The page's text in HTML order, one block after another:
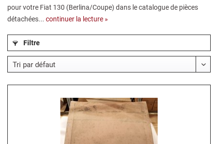
pour votre Fiat 130 (Berlina/Coupe) dans le catalogue de pièces
détachées... continuer la lecture »
Filtre